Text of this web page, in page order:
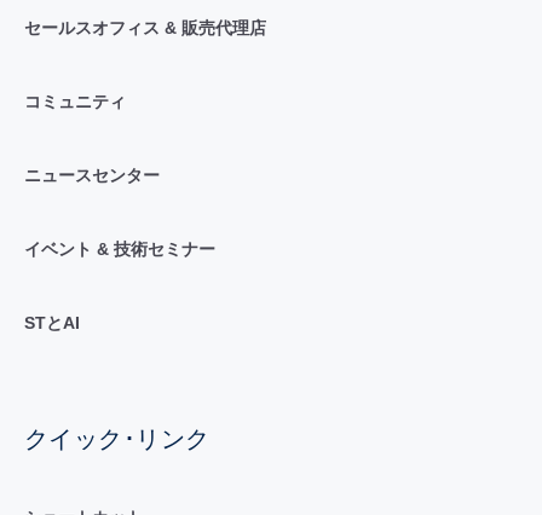
セールスオフィス & 販売代理店
コミュニティ
ニュースセンター
イベント & 技術セミナー
STとAI
クイック･リンク